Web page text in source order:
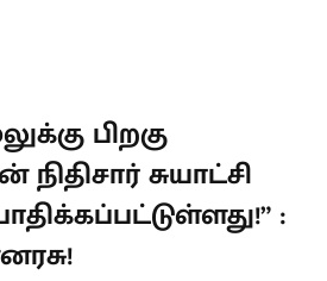
பிறகு
சுயாட்சி
: